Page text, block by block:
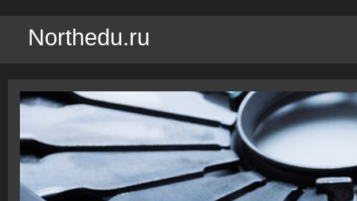
Northedu.ru